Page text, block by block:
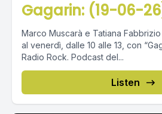
Gagarin: (19-06-
Marco Muscarà e Tatiana
al venerdì, dalle 10 alle 13, con
Radio Rock. Podcast del...
Listen